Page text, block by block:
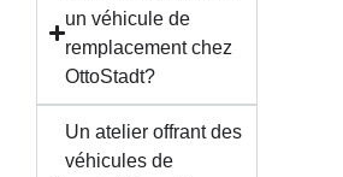
un véhicule de
remplacement chez
OttoStadt?
Un atelier offrant des
véhicules de